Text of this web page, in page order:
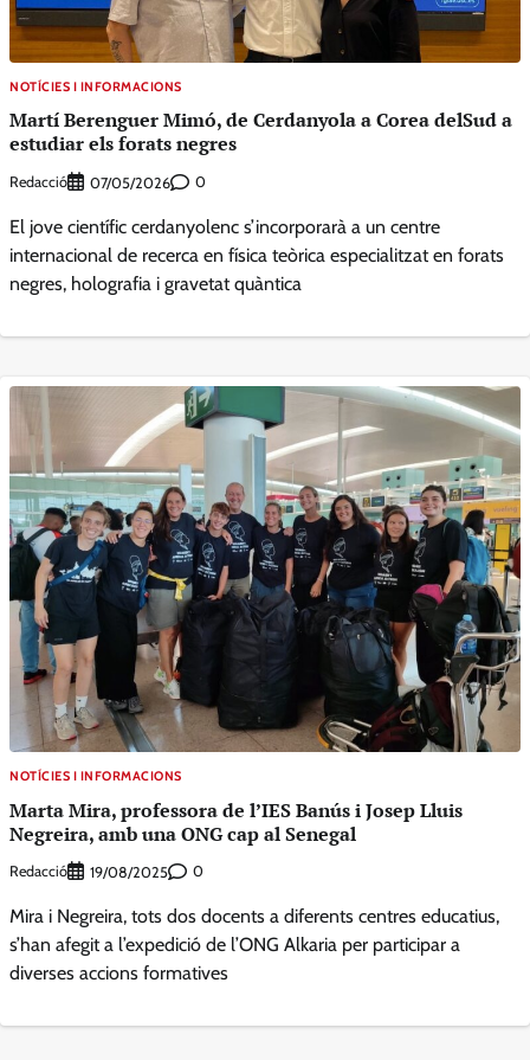
NOTÍCIES I INFORMACIONS
Martí Berenguer Mimó, de Cerdanyola a Corea delSud a
estudiar els forats negres
Redacció 07/05/2026 0
El jove científic cerdanyolenc s’incorporarà a un centre
internacional de recerca en física teòrica especialitzat en forats
negres, holografia i gravetat quàntica
NOTÍCIES I INFORMACIONS
Marta Mira, professora de l’IES Banús i Josep Lluis
Negreira, amb una ONG cap al Senegal
Redacció 19/08/2025 0
Mira i Negreira, tots dos docents a diferents centres educatius,
s’han afegit a l’expedició de l’ONG Alkaria per participar a
diverses accions formatives